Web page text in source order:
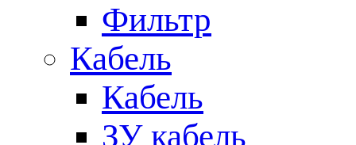
Фильтр
Кабель
Кабель
ЗУ кабель